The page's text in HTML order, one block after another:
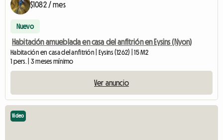
$1082 / mes
Nuevo
Habitación amueblada en casa del anfitrión en Eysins (Nyon)
Habitación en casa del anfitrión | Eysins (1262) | 15 M2
1 pers. | 3 meses mínimo
Ver anuncio
Video